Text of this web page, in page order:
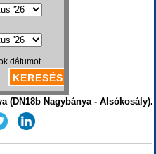
(DN18b Nagybánya - Alsókosály).